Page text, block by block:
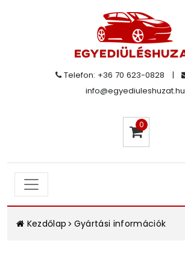
Telefon: +36 70 623-0828 |
info@egyediuleshuzat.hu
0
Kezdőlap Gyártási információk